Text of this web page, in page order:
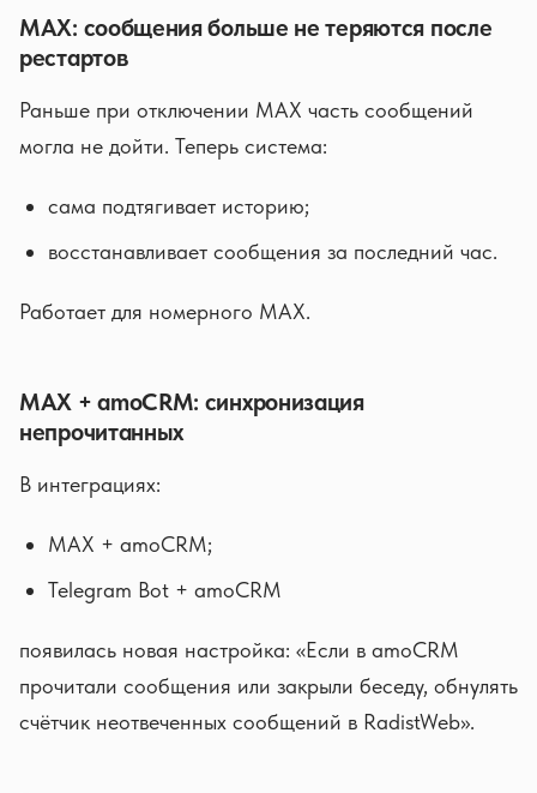
MAX: сообщения больше не теряются после
рестартов
Раньше при отключении MAX часть сообщений
могла не дойти. Теперь система:
сама подтягивает историю;
восстанавливает сообщения за последний час.
Работает для номерного MAX.
MAX + amoCRM: синхронизация
непрочитанных
В интеграциях:
MAX + amoCRM;
Telegram Bot + amoCRM
появилась новая настройка: «Если в amoCRM
прочитали сообщения или закрыли беседу, обнулять
счётчик неотвеченных сообщений в RadistWeb».